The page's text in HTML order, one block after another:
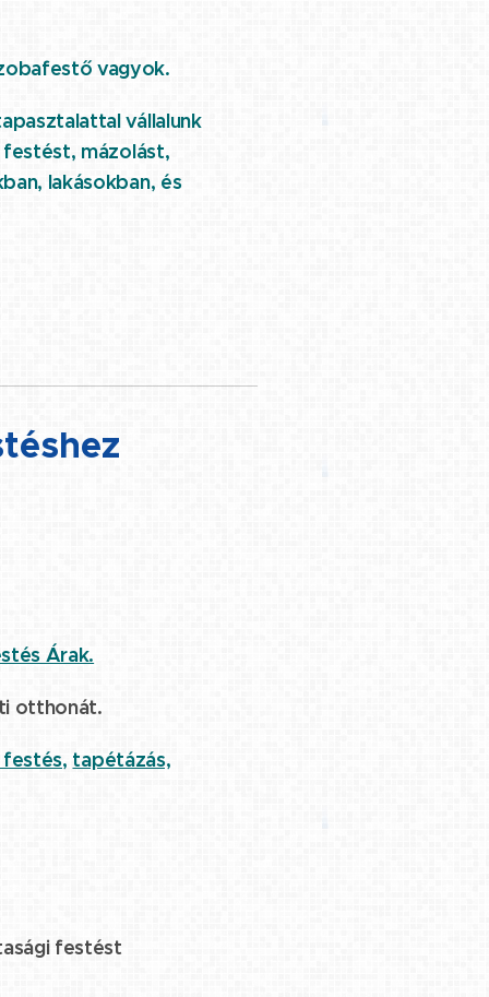
vagyok.
vállalunk
mázolást,
lakásokban, és
Árak.
otthonát.
tapétázás,
festést